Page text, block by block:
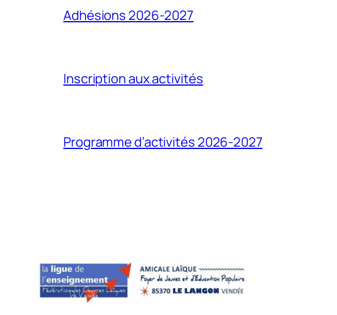
Adhésions 2026-2027
Inscription aux activités
Programme d’activités 2026-2027